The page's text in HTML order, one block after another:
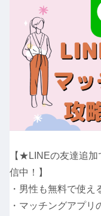
【★LINEの友達追
信中！】
・男性も無料で使え
・マッチングアプリ